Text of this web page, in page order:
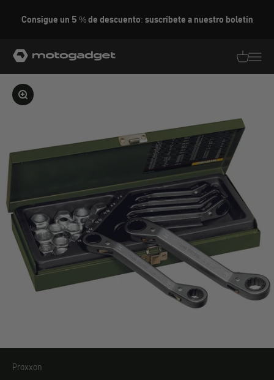
Consigue un 5 % de descuento: suscríbete a nuestro boletín
motogadget GmbH
Ampliar la imagen
Proxxon